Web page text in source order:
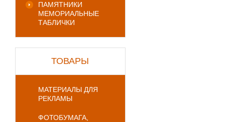
ПАМЯТНИКИ
МЕМОРИАЛЬНЫЕ
ТАБЛИЧКИ
ТОВАРЫ
МАТЕРИАЛЫ ДЛЯ
РЕКЛАМЫ
ФОТОБУМАГА,